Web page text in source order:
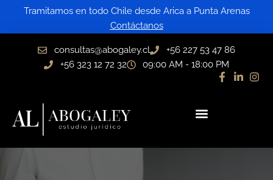
contenido
Tramitamos en todo Chile desde Arica a Punta Arenas
Contáctanos
consultas@abogaley.cl
+56 227 53 47 86
+56 323 12 72 32
09:00 AM - 18:00 PM